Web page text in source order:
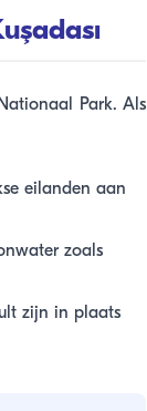
Park. Als
eilanden aan
zoals
zijn in plaats